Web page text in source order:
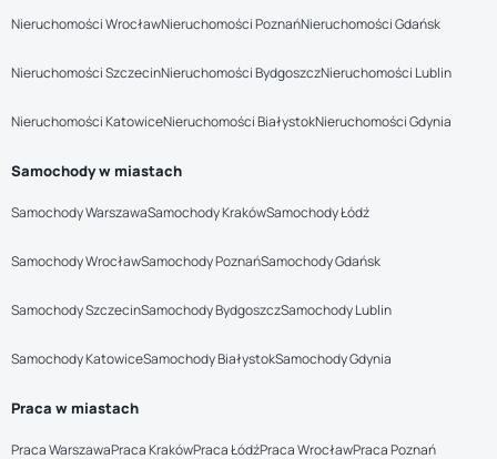
Nieruchomości WrocławNieruchomości PoznańNieruchomości Gdańsk
Nieruchomości SzczecinNieruchomości BydgoszczNieruchomości Lublin
Nieruchomości KatowiceNieruchomości BiałystokNieruchomości Gdynia
Samochody w miastach
Samochody WarszawaSamochody KrakówSamochody Łódź
Samochody WrocławSamochody PoznańSamochody Gdańsk
Samochody SzczecinSamochody BydgoszczSamochody Lublin
Samochody KatowiceSamochody BiałystokSamochody Gdynia
Praca w miastach
Praca WarszawaPraca KrakówPraca ŁódźPraca WrocławPraca Poznań